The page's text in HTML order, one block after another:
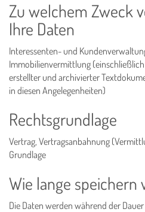
Zu welchem Zweck
Ihre Daten
Interessenten- und
Immobilienvermittlung
erstellter und archivierter
in diesen Angelegenheiten)
Rechtsgrundlage
Vertrag, Vertragsanbahnung
Grundlage
Wie lange speichern
Die Daten werden während der